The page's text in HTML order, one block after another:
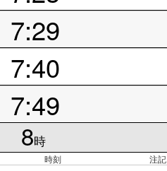
7:29
7:40
7:49
8時
時刻 注記